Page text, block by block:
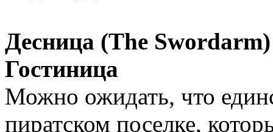
Десница (The Swordarm)
Гостиница
Можно ожидать, что
пиратском поселке,